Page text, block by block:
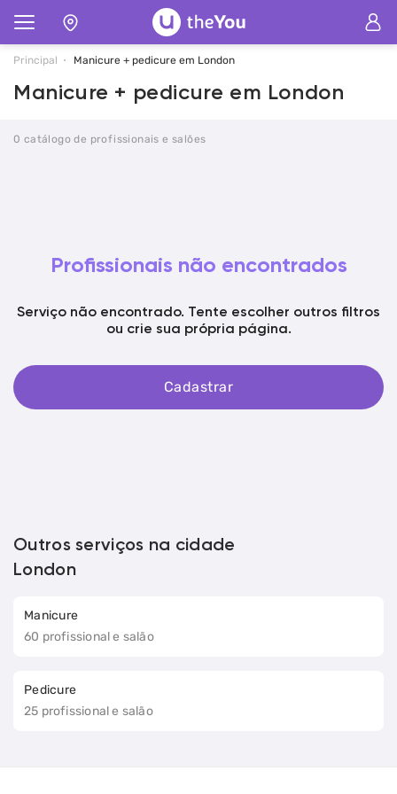
Principal Manicure + pedicure em London
Manicure + pedicure em London
0 catálogo de profissionais e salões
Profissionais não encontrados
Serviço não encontrado. Tente escolher outros filtros
ou crie sua própria página.
Cadastrar
Outros serviços na cidade
London
Manicure
60 profissional e salão
Pedicure
25 profissional e salão